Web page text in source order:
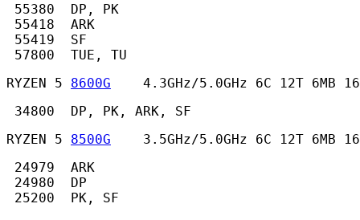
55380  DP, PK
55418  ARK
55419  SF
57800  TUE, TU
RYZEN 5 8600G
4.3GHz/5.0GHz 6C 12T 6MB
34800  DP, PK, ARK, SF
RYZEN 5 8500G
3.5GHz/5.0GHz 6C 12T 6MB
24979  ARK
24980  DP
25200  PK, SF